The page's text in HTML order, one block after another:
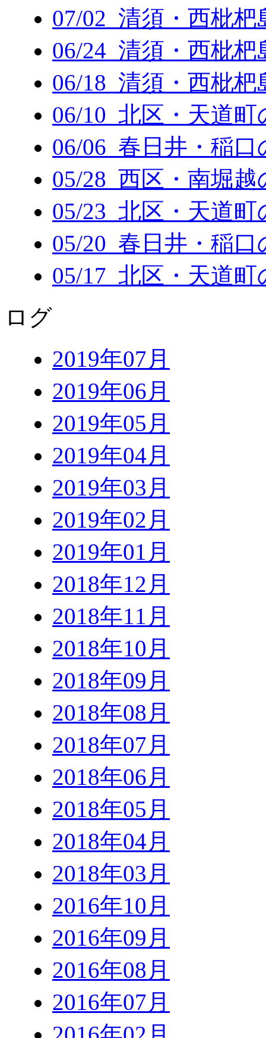
07/02 清須・西枇杷
06/24 清須・西枇杷
06/18 清須・西枇杷
06/10 北区・天道町
06/06 春日井・稲口
05/28 西区・南堀
05/23 北区・天道町
05/20 春日井・稲口
05/17 北区・天道町
ログ
2019年07月
2019年06月
2019年05月
2019年04月
2019年03月
2019年02月
2019年01月
2018年12月
2018年11月
2018年10月
2018年09月
2018年08月
2018年07月
2018年06月
2018年05月
2018年04月
2018年03月
2016年10月
2016年09月
2016年08月
2016年07月